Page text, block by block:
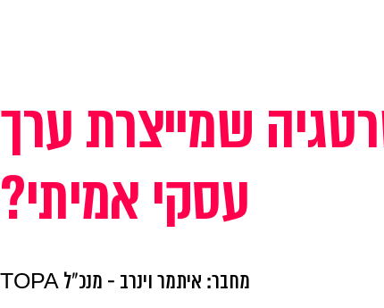
שמייצרת ערך
עסקי אמיתי?
מחבר: איתמר וינרב - מנכ"ל TOPA